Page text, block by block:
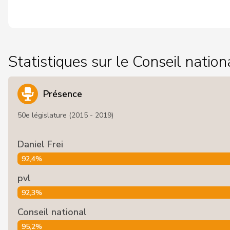
Statistiques sur le Conseil
Présence
50e législature (2015 - 2019)
Daniel Frei
92,4%
pvl
92,3%
Conseil national
95,2%